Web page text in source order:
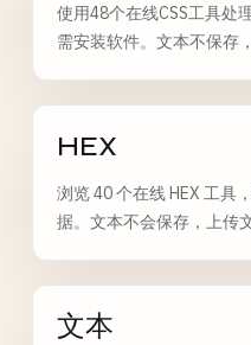
使用48个在线CSS工具处
需安装软件。文本不保存
HEX
浏览 40 个在线 HEX 工具
据。文本不会保存，上传
文本